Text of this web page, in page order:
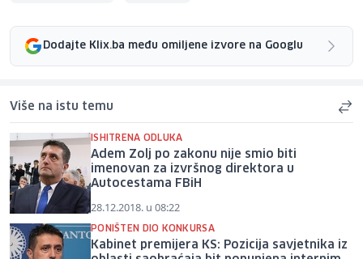
Dodajte Klix.ba među omiljene izvore na Googlu
Više na istu temu
ISHITRENA ODLUKA
Adem Zolj po zakonu nije smio biti
imenovan za izvršnog direktora u
Autocestama FBiH
28.12.2018. u 08:22
PONIŠTEN DIO KONKURSA
Kabinet premijera KS: Pozicija savjetnika iz